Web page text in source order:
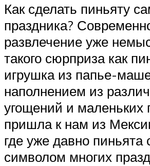
Как сделать пиньяту
праздника?
развлечение уже
такого сюрприза как
игрушка из папье-
наполнением из
угощений и маленьких
пришла к нам из
где уже давно пиньята
символом многих